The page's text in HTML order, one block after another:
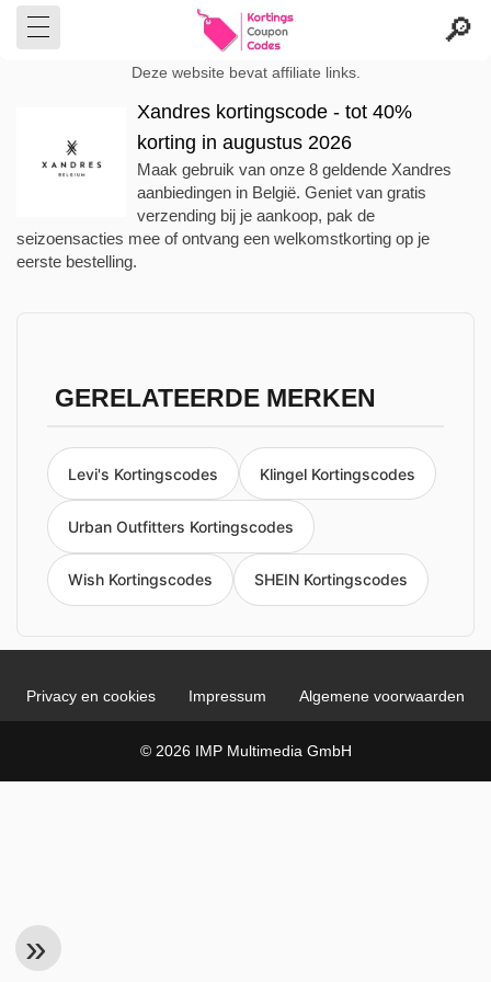
Deze website bevat affiliate links.
Xandres kortingscode - tot 40%
korting in augustus 2026
Maak gebruik van onze 8 geldende Xandres
aanbiedingen in België. Geniet van gratis
verzending bij je aankoop, pak de
seizoensacties mee of ontvang een welkomstkorting op je
eerste bestelling.
GERELATEERDE MERKEN
Levi's Kortingscodes Klingel Kortingscodes
Urban Outfitters Kortingscodes
Wish Kortingscodes SHEIN Kortingscodes
Privacy en cookies Impressum Algemene voorwaarden
© 2026 IMP Multimedia GmbH